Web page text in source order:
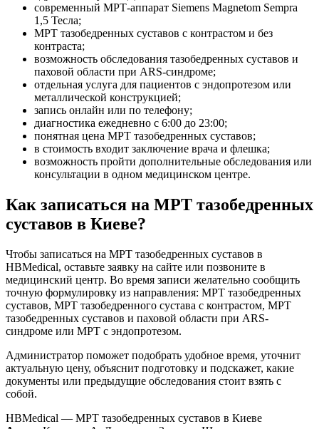
современный МРТ-аппарат Siemens Magnetom Sempra
1,5 Тесла;
МРТ тазобедренных суставов с контрастом и без
контраста;
возможность обследования тазобедренных суставов и
паховой области при ARS-синдроме;
отдельная услуга для пациентов с эндопротезом или
металлической конструкцией;
запись онлайн или по телефону;
диагностика ежедневно с 6:00 до 23:00;
понятная цена МРТ тазобедренных суставов;
в стоимость входит заключение врача и флешка;
возможность пройти дополнительные обследования или
консультации в одном медицинском центре.
Как записаться на МРТ тазобедренных
суставов в Киеве?
Чтобы записаться на МРТ тазобедренных суставов в
HBMedical, оставьте заявку на сайте или позвоните в
медицинский центр. Во время записи желательно сообщить
точную формулировку из направления: МРТ тазобедренных
суставов, МРТ тазобедренного сустава с контрастом, МРТ
тазобедренных суставов и паховой области при ARS-
синдроме или МРТ с эндопротезом.
Администратор поможет подобрать удобное время, уточнит
актуальную цену, объяснит подготовку и подскажет, какие
документы или предыдущие обследования стоит взять с
собой.
HBMedical — МРТ тазобедренных суставов в Киеве